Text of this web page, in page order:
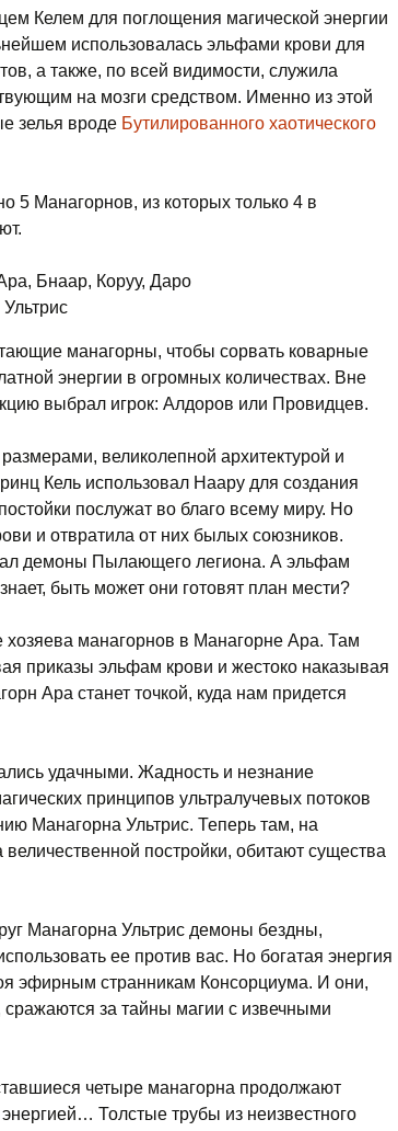
Келем для поглощения магической энергии
использовалась эльфами крови для
а также, по всей видимости, служила
на мозги средством. Именно из этой
зелья вроде Бутилированного хаотического
5 Манагорнов, из которых только 4 в
Бнаар, Коруу, Даро
манагорны, чтобы сорвать коварные
энергии в огромных количествах. Вне
выбрал игрок: Алдоров или Провидцев.
великолепной архитектурой и
Кель использовал Наару для создания
послужат во благо всему миру. Но
и отвратила от них былых союзников.
демоны Пылающего легиона. А эльфам
быть может они готовят план мести?
манагорнов в Манагорне Ара. Там
приказы эльфам крови и жестоко наказывая
Ара станет точкой, куда нам придется
удачными. Жадность и незнание
принципов ультралучевых потоков
Манагорна Ультрис. Теперь там, на
постройки, обитают существа
Манагорна Ультрис демоны бездны,
ее против вас. Но богатая энергия
эфирным странникам Консорциума. И они,
сражаются за тайны магии с извечными
четыре манагорна продолжают
Толстые трубы из неизвестного